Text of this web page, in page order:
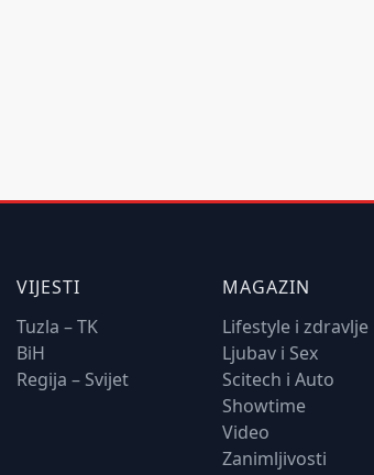
VIJESTI
Tuzla – TK
BiH
Regija – Svijet
MAGAZIN
Lifestyle i zdravlje
Ljubav i Sex
Scitech i Auto
Showtime
Video
Zanimljivosti